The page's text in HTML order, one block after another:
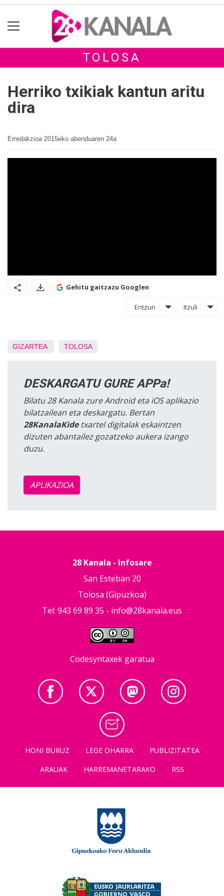
TOLOSA
Herriko txikiak kantun aritu
dira
Erredakzioa 2015eko abenduaren 24a
Gehitu gaitzazu Googlen
Entzun Itzuli
GIZARTEA TOLOSA
DESKARGATU GURE APPa!
Bilatu 28 Kanala zure Android eta iOS aplikazio
bilatzailean eta deskargatu. Bertan
28KanalaKidetxartel digitalak eskaintzen
dizuten abantailez gozatzeko aukera izango
duzu.
APLIKAZIOA
28 Kanala - Infosare
San Esteban 20
Tolosa (Gipuzkoa)
Tel: 943 69 89 35 - info@28kanala.eus
Codesyntaxek garatua
HONI BURUZ LEGE OHARRA
PUBLIZITATEA
ARAUAK
HARREMANETARAKO RSS